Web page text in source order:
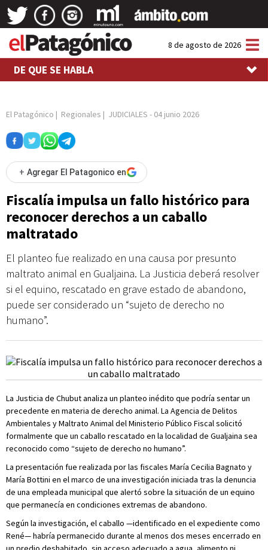
8 de agosto de 2026
DE QUE SE HABLA
El Patagónico | Regionales | JUDICIALES - 04 junio 2026
+ Agregar El Patagonico en
Fiscalía impulsa un fallo histórico para
reconocer derechos a un caballo
maltratado
El planteo fue realizado en una causa por presunto
maltrato animal en Gualjaina. La Justicia deberá resolver
si el equino, rescatado en grave estado de abandono,
puede ser considerado un “sujeto de derecho no
humano”.
La Justicia de Chubut analiza un planteo inédito que podría sentar un
precedente en materia de derecho animal. La Agencia de Delitos
Ambientales y Maltrato Animal del Ministerio Público Fiscal solicitó
formalmente que un caballo rescatado en la localidad de Gualjaina sea
reconocido como “sujeto de derecho no humano”.
La presentación fue realizada por las fiscales María Cecilia Bagnato y
María Bottini en el marco de una investigación iniciada tras la denuncia
de una empleada municipal que alertó sobre la situación de un equino
que permanecía en condiciones extremas de abandono.
Según la investigación, el caballo —identificado en el expediente como
René— habría permanecido durante al menos dos meses encerrado en